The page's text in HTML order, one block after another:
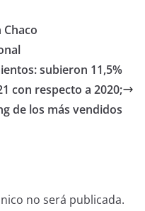
subieron 11,5%
con respecto a 2020;
de los más vendidos
no será publicada.